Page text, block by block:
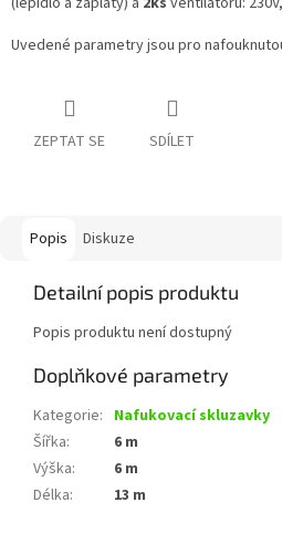
Uvedené parametry jsou pro
ZEPTAT SE SDÍLET
Popis Diskuze
Detailní popis produktu
Popis produktu není dostupný
Doplňkové parametry
Kategorie: Nafukovací skluzavky
Šířka:
6 m
Výška:
6 m
Délka: 13 m